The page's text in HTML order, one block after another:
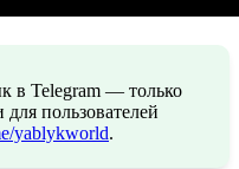
в Telegram — только
пользователей
yablykworld.